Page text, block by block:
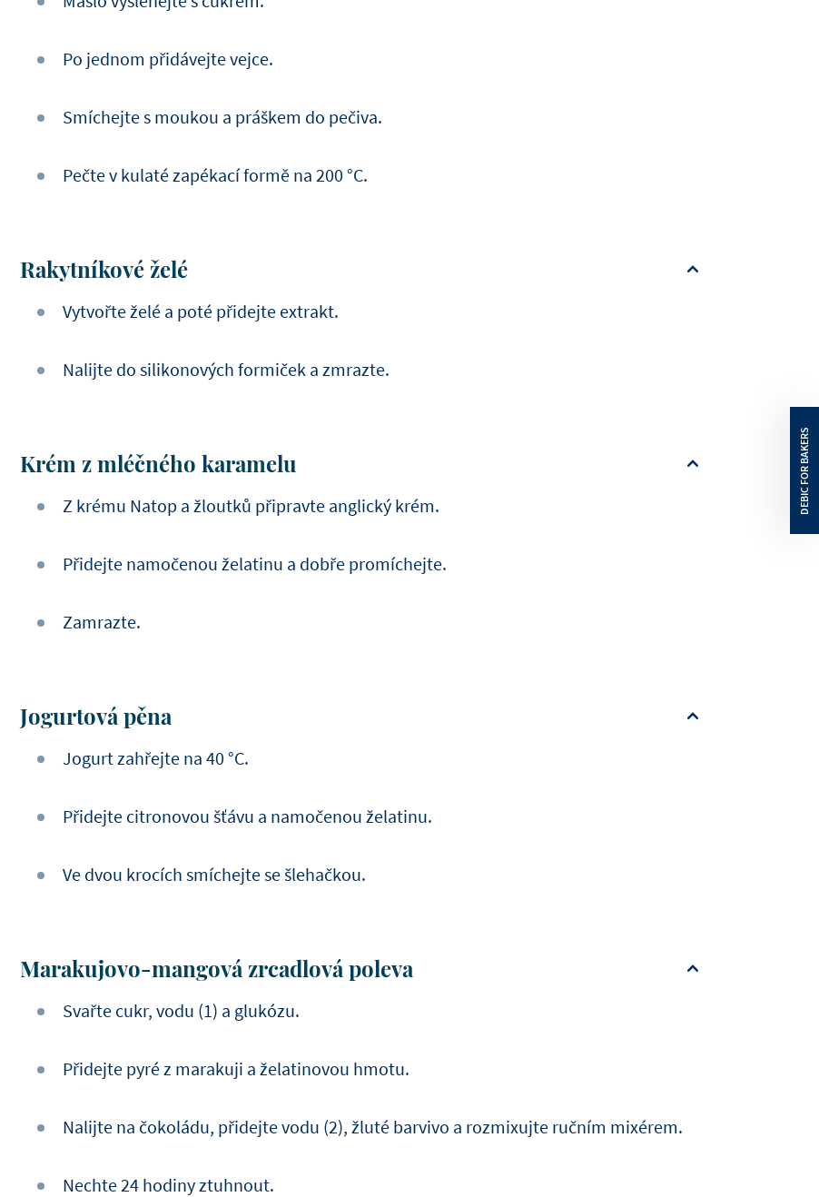
Po jednom přidávejte vejce.
Smíchejte s moukou a práškem do pečiva.
Pečte v kulaté zapékací formě na 200 °C.
Rakytníkové želé
Vytvořte želé a poté přidejte extrakt.
Nalijte do silikonových formiček a zmrazte.
Krém z mléčného karamelu
Z krému Natop a žloutků připravte anglický krém.
Přidejte namočenou želatinu a dobře promíchejte.
Zamrazte.
Jogurtová pěna
Jogurt zahřejte na 40 °C.
Přidejte citronovou šťávu a namočenou želatinu.
Ve dvou krocích smíchejte se šlehačkou.
Marakujovo-mangová zrcadlová poleva
Svařte cukr, vodu (1) a glukózu.
Přidejte pyré z marakuji a želatinovou hmotu.
Nalijte na čokoládu, přidejte vodu (2), žluté barvivo a rozmixujte ručním mixérem.
Nechte 24 hodiny ztuhnout.